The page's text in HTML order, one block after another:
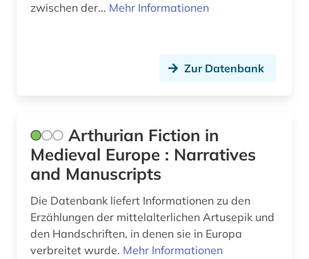
katalanisch (2)
katalanistik (1)
katalonien (2)
katholische kirche (1)
zwischen der... Mehr Informationen
Zur Datenbank
Arthurian Fiction in
Medieval Europe : Narratives
and Manuscripts
Die Datenbank liefert Informationen zu den
Erzählungen der mittelalterlichen Artusepik und
den Handschriften, in denen sie in Europa
verbreitet wurde. Mehr Informationen